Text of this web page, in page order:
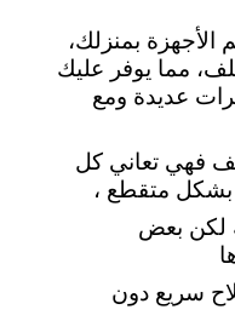
الأجهزة بمنزلك،
مما يوفر عليك
عديدة ومع
فهي تعاني كل
متقطع ،
لكن بعض
سريع دون